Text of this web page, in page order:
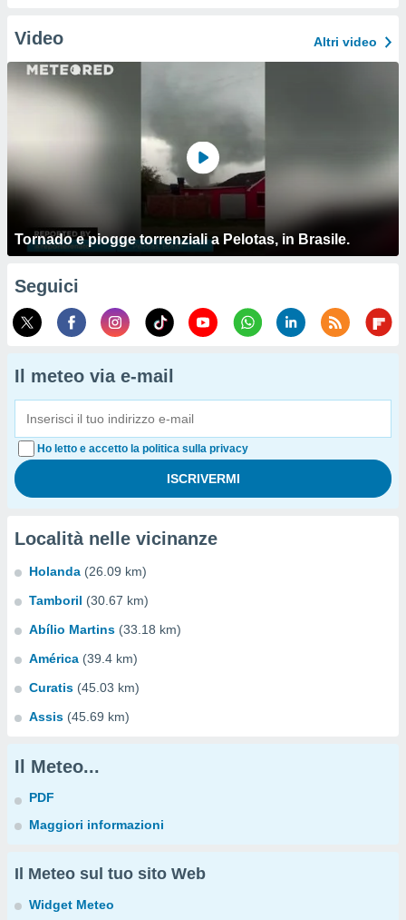
Video Altri video
Tornado e piogge torrenziali a Pelotas, in Brasile.
Seguici
Il meteo via e-mail
Ho letto e accetto la politica sulla privacy
Località nelle vicinanze
Holanda (26.09 km)
Tamboril (30.67 km)
Abílio Martins (33.18 km)
América (39.4 km)
Curatis (45.03 km)
Assis (45.69 km)
Il Meteo...
PDF
Maggiori informazioni
Il Meteo sul tuo sito Web
Widget Meteo